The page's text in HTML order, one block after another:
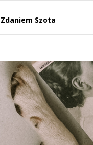
Zdaniem Szota